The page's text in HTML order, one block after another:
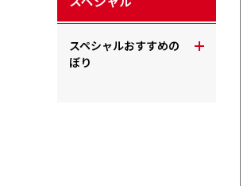
スペシャルおすすめの
ぼり